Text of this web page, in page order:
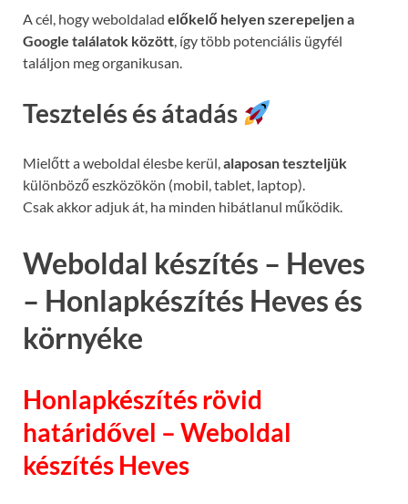
A cél, hogy weboldalad előkelő helyen szerepeljen a
Google találatok között, így több potenciális ügyfél
találjon meg organikusan.
Tesztelés és átadás
Mielőtt a weboldal élesbe kerül,alaposan teszteljük
különböző eszközökön (mobil, tablet, laptop).
Csak akkor adjuk át, ha minden hibátlanul működik.
Weboldal készítés – Heves
– Honlapkészítés Heves és
környéke
Honlapkészítés rövid
határidővel – Weboldal
készítés Heves